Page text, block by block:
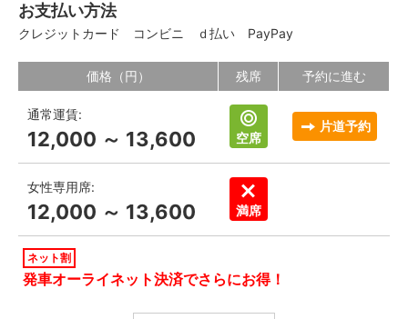
お支払い方法
クレジットカード コンビニ ｄ払い PayPay
価格（円） 残席 予約に進む
通常運賃:
12,000 ～ 13,600 空席
片道予約
女性専用席:
12,000 ～ 13,600 満席
ネット割
発車オーライネット決済でさらにお得！